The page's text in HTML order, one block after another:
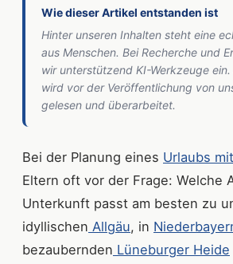
Wie dieser Artikel entstanden ist
Hinter unseren Inhalten steht eine
aus Menschen. Bei Recherche und
wir unterstützend KI-Werkzeuge
wird vor der Veröffentlichung von
gelesen und überarbeitet.
Bei der Planung eines Urlaubs
Eltern oft vor der Frage: Welche
Unterkunft passt am besten zu
idyllischen Allgäu, in
bezaubernden Lüneburger Heide